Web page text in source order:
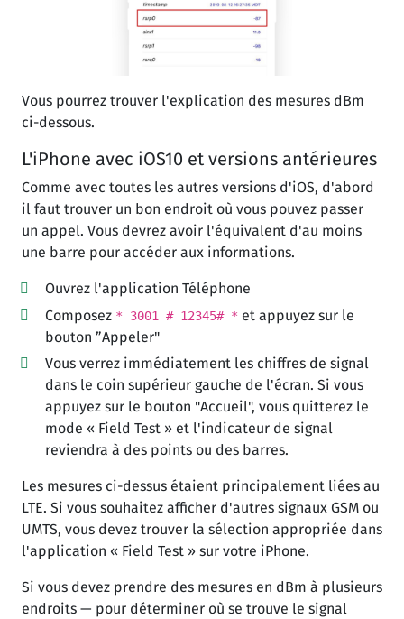
Vous pourrez trouver l'explication des mesures dBm
ci-dessous.
L'iPhone avec iOS10 et versions antérieures
Comme avec toutes les autres versions d'iOS, d'abord
il faut trouver un bon endroit où vous pouvez passer
un appel. Vous devrez avoir l'équivalent d'au moins
une barre pour accéder aux informations.
Ouvrez l'application Téléphone
Composez * 3001 # 12345# * et appuyez sur le
bouton ”Appeler"
Vous verrez immédiatement les chiffres de signal
dans le coin supérieur gauche de l'écran. Si vous
appuyez sur le bouton "Accueil", vous quitterez le
mode « Field Test » et l'indicateur de signal
reviendra à des points ou des barres.
Les mesures ci-dessus étaient principalement liées au
LTE. Si vous souhaitez afficher d'autres signaux GSM ou
UMTS, vous devez trouver la sélection appropriée dans
l'application « Field Test » sur votre iPhone.
Si vous devez prendre des mesures en dBm à plusieurs
endroits — pour déterminer où se trouve le signal